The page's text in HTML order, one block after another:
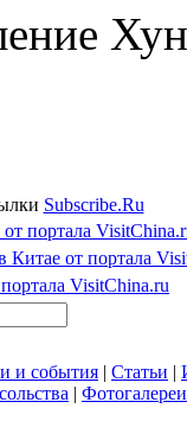
Subscribe.Ru
портала
Китае от портала
VisitChina.ru
и события | Статьи |
| Фотогалереи